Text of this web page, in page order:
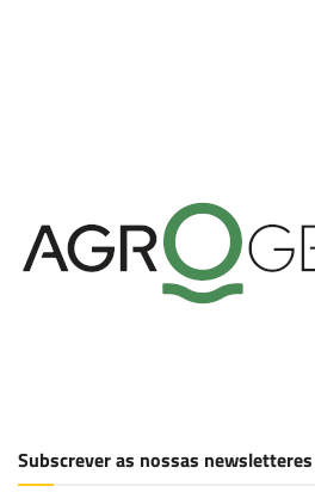
Subscrever as nossas newsletteres